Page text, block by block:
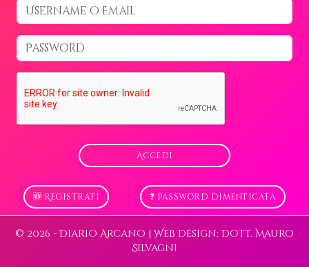
🆕 Registrati ❓ Password dimenticata
© 2026 - Diario Arcano | Web Design: Dott. Mauro
Silvagni